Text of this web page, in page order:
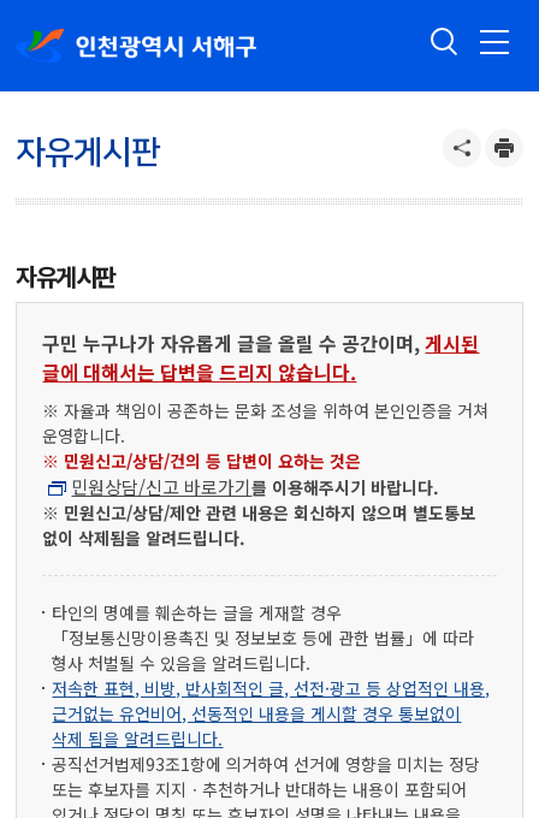
자유게시판
자유게시판
구민 누구나가 자유롭게 글을 올릴 수 공간이며,게시된
글에 대해서는 답변을 드리지 않습니다.
※ 자율과 책임이 공존하는 문화 조성을 위하여 본인인증을 거쳐
운영합니다.
※ 민원신고/상담/건의 등 답변이 요하는 것은
민원상담/신고 바로가기를 이용해주시기 바랍니다.
※ 민원신고/상담/제안 관련 내용은 회신하지 않으며 별도통보
없이 삭제됨을 알려드립니다.
타인의 명예를 훼손하는 글을 게재할 경우
「정보통신망이용촉진 및 정보보호 등에 관한 법률」에 따라
형사 처벌될 수 있음을 알려드립니다.
저속한 표현, 비방, 반사회적인 글, 선전·광고 등 상업적인 내용,
근거없는 유언비어, 선동적인 내용을 게시할 경우 통보없이
삭제 됨을 알려드립니다.
공직선거법제93조1항에 의거하여 선거에 영향을 미치는 정당
또는 후보자를 지지ㆍ추천하거나 반대하는 내용이 포함되어